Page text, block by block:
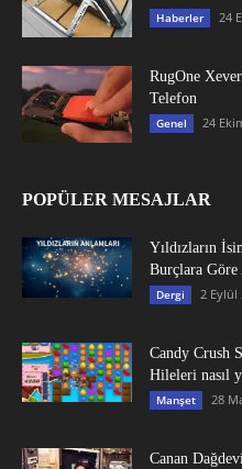
Haberler 24
RugOne
Telefon
Genel 24
POPÜLER MESAJLAR
Yıldızların
Burçlara Göre
Dergi 2 Eylül
Candy Crush
Hileleri nasıl
Manşet 28
Canan